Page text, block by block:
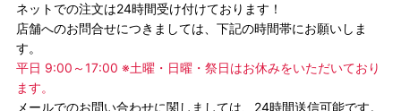
ネットでの注文は24時間受け付けております！
店舗へのお問合せにつきましては、下記の時間帯にお願いしま
す。
平日 9:00～17:00 ※土曜・日曜・祭日はお休みをいただいており
ます。
メールでのお問い合わせに関しましては、24時間送信可能です。